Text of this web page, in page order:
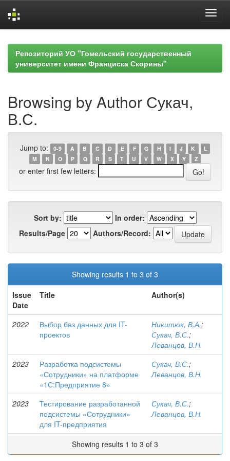
navigationРепозиторий УО "Гомельский государственный
университет имени Франциска Скорины"
Browsing by Author Сукач,
В.С.
Jump to: 0-9 A B C D E F G H I J K
L
M
N O P Q R S T U V W X Y Z
or enter first few letters:
Sort by:
In order:
Results/Page
Authors/Record:
Showing results 1 to 3 of 3
Issue
Date
Title Author(s)
2022
Выбор баз данных для IT-
проектов
Никитюк, В.А.;
Сукач, В.С.;
Леванцов, В.Н.
2023
Разработка подсистемы
«Сотрудники» на платформе
«1С:Предприятие 8»
Сукач, В.С.;
Леванцов, В.Н.
2023
Тестирование разработанной
подсистемы «Сотрудники»
для IT-предприятия
Сукач, В.С.;
Леванцов, В.Н.
Showing results 1 to 3 of 3